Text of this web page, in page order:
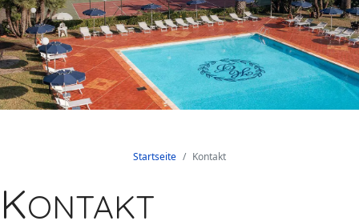
Startseite Kontakt
KONTAKT